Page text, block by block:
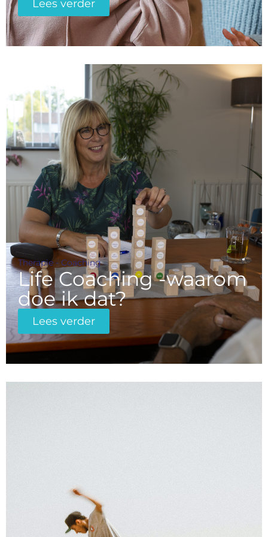
Lees verder
Therapie - Coaching
Life Coaching -waarom
doe ik dat?
Lees verder